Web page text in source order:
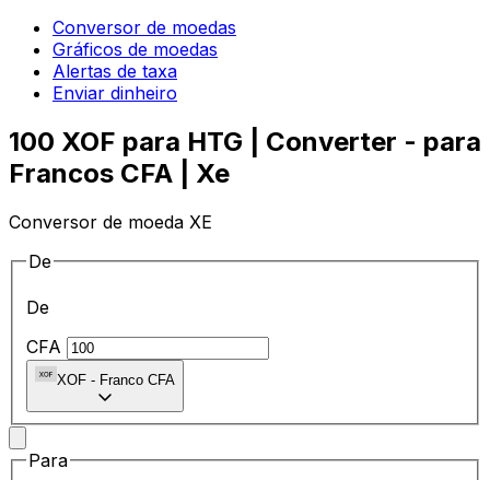
Conversor de moedas
Gráficos de moedas
Alertas de taxa
Enviar dinheiro
100 XOF para HTG | Converter - para
Francos CFA | Xe
Conversor de moeda XE
De
De
CFA
XOF - Franco CFA
Para